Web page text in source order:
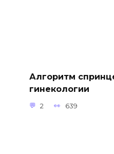
Алгоритм
гинекологии
2 639